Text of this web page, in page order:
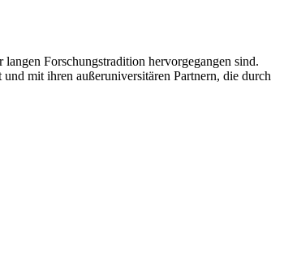
Forschungstradition hervorgegangen sind.
mit ihren außeruniversitären Partnern, die durch